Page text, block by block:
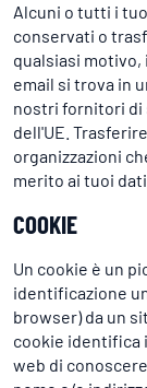
Alcuni o tutti i
conservati o
qualsiasi
email si trova in
nostri fornitori di
dell'UE.
organizzazioni
merito ai tuoi
COOKIE
Un cookie è un
identificazione
browser) da un
cookie identifica
web di